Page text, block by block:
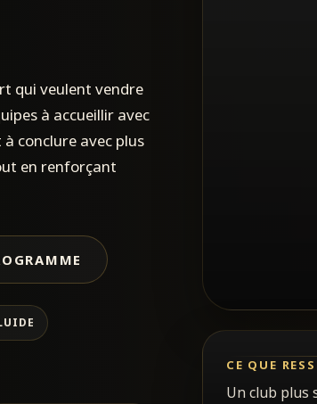
qui veulent vendre
à accueillir avec
conclure avec plus
en renforçant
CE QUE
Un club plus